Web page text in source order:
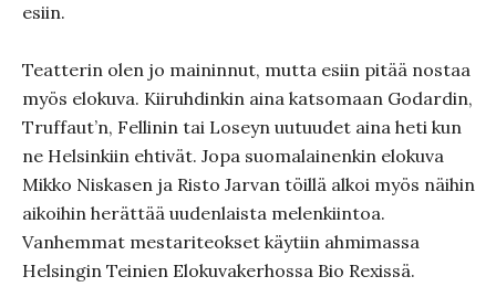
esiin.
Teatterin olen jo maininnut, mutta esiin pitää nostaa
myös elokuva. Kiiruhdinkin aina katsomaan Godardin,
Truffaut’n, Fellinin tai Loseyn uutuudet aina heti kun
ne Helsinkiin ehtivät. Jopa suomalainenkin elokuva
Mikko Niskasen ja Risto Jarvan töillä alkoi myös näihin
aikoihin herättää uudenlaista melenkiintoa.
Vanhemmat mestariteokset käytiin ahmimassa
Helsingin Teinien Elokuvakerhossa Bio Rexissä.